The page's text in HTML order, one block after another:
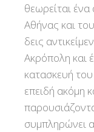
θεωρείται
Αθήνας και
δεις
Ακρόπολη και
κατασκευή
επειδή ακόμη
συμπληρώνει